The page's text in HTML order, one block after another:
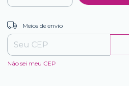
Entregas para o CEP:
Meios de envio
Não sei meu CEP